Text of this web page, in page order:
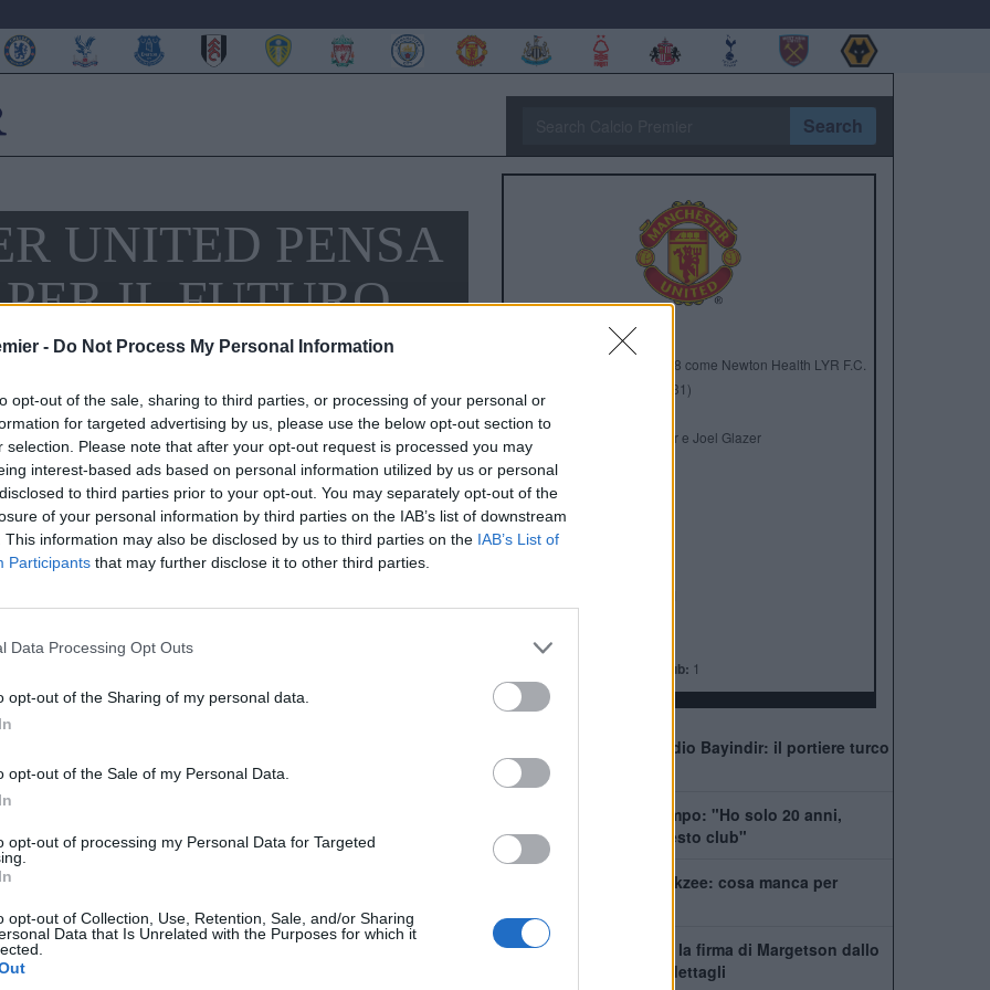
- Do Not Process My Personal Information
opt-out of the sale, sharing to third parties, or processing of your personal or
for targeted advertising by us, please use the below opt-out section to
selection. Please note that after your opt-out request is processed you may
interest-based ads based on personal information utilized by us or personal
to third parties prior to your opt-out. You may separately opt-out of the
of your personal information by third parties on the IAB’s list of downstream
This information may also be disclosed by us to third parties on the IAB’s List of
Participants that may further disclose it to other third parties.
Data Processing Opt Outs
opt-out of the Sharing of my personal data.
opt-out of the Sale of my Personal Data.
opt-out of processing my Personal Data for Targeted
opt-out of Collection, Use, Retention, Sale, and/or Sharing
Data that Is Unrelated with the Purposes for which it
Search
UNITED PENSA
IL FUTURO
concreto per il mercato delReal Madrid
alla porta dei
intorno sul mercato dei portieri e avrebbe già
diMarc-Andre
blaugrana non è mai garantito vista la concorrenza nel
1878 come Newton Health LYR F.C.
Old Trafford (75.731)
Avram Glazer e Joel Glazer
Manager:
ALBO D'ORO
Premier League:
FA Cup:
Supercoppa Europea:
Coppa del Mondo per Club: 1
Manchester United, addio Bayindir: il portiere turco
vola in Liga
United, Yoro chiede tempo: "Ho solo 20 anni,
posso dare tanto a questo club"
La Juventus ha il si Zirkzee: cosa manca per
Manchester United, c'è la firma di Margetson dallo
Swansea: annuncio e dettagli